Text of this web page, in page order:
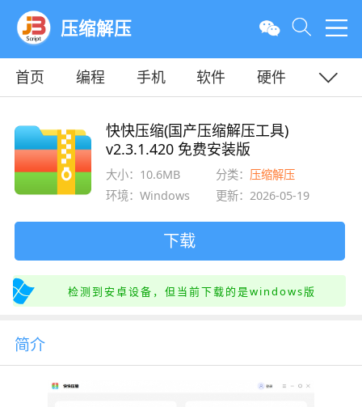
压缩解压
首页 编程 手机 软件
硬件
快快压缩(国产压缩解压工具)
v2.3.1.420 免费安装版
大小：10.6MB 分类： 压缩解压
环境：Windows
更新：2026-05-19
下载
检测到安卓设备，但当前下载的是windows版
简介